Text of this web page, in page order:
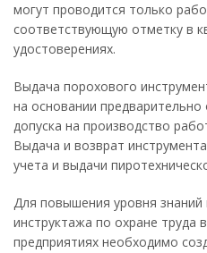
могут проводится только
соответствующую отметку в
удостоверениях.
Выдача порохового
на основании
допуска на производство
Выдача и возврат
учета и выдачи
Для повышения уровня знаний
инструктажа по охране труда
предприятиях необходимо